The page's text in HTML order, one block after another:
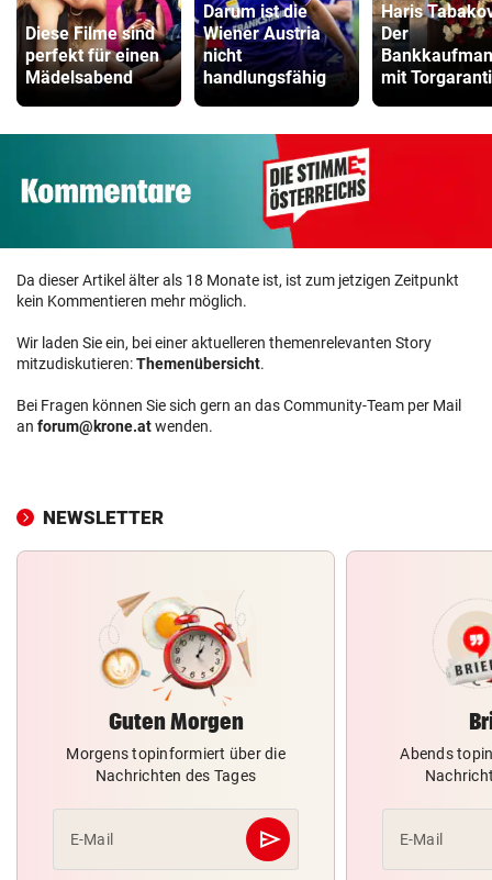
Diese Filme sind
perfekt für einen
Mädelsabend
Darum ist die
Wiener Austria
nicht
handlungsfähig
Haris
Der
mit
Da dieser Artikel älter als 18 Monate ist, ist zum jetzigen Zeitpunkt
kein Kommentieren mehr möglich.
Wir laden Sie ein, bei einer aktuelleren themenrelevanten Story
mitzudiskutieren:Themenübersicht.
Bei Fragen können Sie sich gern an das Community-Team per Mail
an forum@krone.atwenden.
NEWSLETTER
Guten Morgen
Morgens topinformiert über die
Nachrichten des Tages
E-Mail send
Abschicken
Abends
E-Mail